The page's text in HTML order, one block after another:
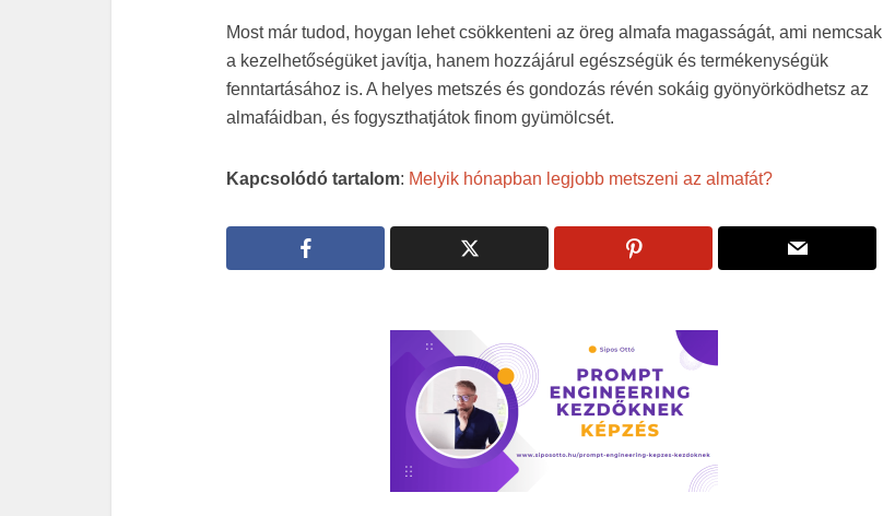
Most már tudod, hoygan lehet csökkenteni az öreg almafa magasságát, ami nemcsak
a kezelhetőségüket javítja, hanem hozzájárul egészségük és termékenységük
fenntartásához is. A helyes metszés és gondozás révén sokáig gyönyörködhetsz az
almafáidban, és fogyszthatjátok finom gyümölcsét.
Kapcsolódó tartalom: Melyik hónapban legjobb metszeni az almafát?